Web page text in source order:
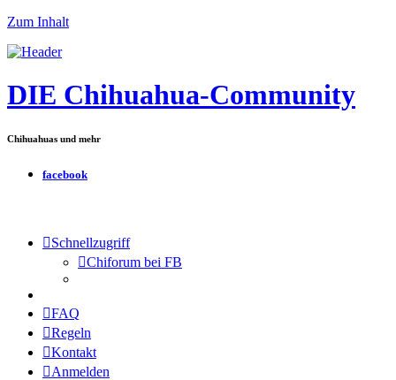
Zum Inhalt
DIE Chihuahua-Community
Chihuahuas und mehr
facebook
Schnellzugriff
Chiforum bei FB
FAQ
Regeln
Kontakt
Anmelden